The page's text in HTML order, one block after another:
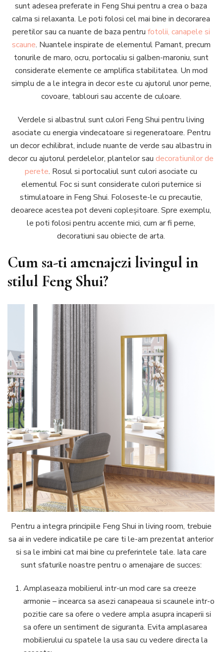
sunt adesea preferate in Feng Shui pentru a crea o baza
calma si relaxanta. Le poti folosi cel mai bine in decorarea
peretilor sau ca nuante de baza pentru fotolii, canapele si
scaune. Nuantele inspirate de elementul Pamant, precum
tonurile de maro, ocru, portocaliu si galben-maroniu, sunt
considerate elemente ce amplifica stabilitatea. Un mod
simplu de a le integra in decor este cu ajutorul unor perne,
covoare, tablouri sau accente de culoare.
Verdele si albastrul sunt culori Feng Shui pentru living
asociate cu energia vindecatoare si regeneratoare. Pentru
un decor echilibrat, include nuante de verde sau albastru in
decor cu ajutorul perdelelor, plantelor sau decoratiunilor de
perete. Rosul si portocaliul sunt culori asociate cu
elementul Foc si sunt considerate culori puternice si
stimulatoare in Feng Shui. Foloseste-le cu precautie,
deoarece acestea pot deveni copleșitoare. Spre exemplu,
le poti folosi pentru accente mici, cum ar fi perne,
decoratiuni sau obiecte de arta.
Cum sa-ti amenajezi livingul in
stilul Feng Shui?
Pentru a integra principiile Feng Shui in living room, trebuie
sa ai in vedere indicatiile pe care ti le-am prezentat anterior
si sa le imbini cat mai bine cu preferintele tale. Iata care
sunt sfaturile noastre pentru o amenajare de succes:
Amplaseaza mobilierul intr-un mod care sa creeze
armonie – incearca sa asezi canapeaua si scaunele intr-o
pozitie care sa ofere o vedere ampla asupra incaperii si
sa ofere un sentiment de siguranta. Evita amplasarea
mobilierului cu spatele la usa sau cu vedere directa la